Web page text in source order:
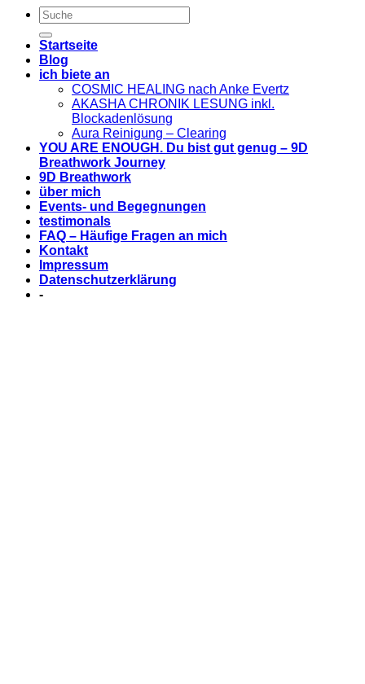
Startseite
Blog
ich biete an
COSMIC HEALING nach Anke Evertz
AKASHA CHRONIK LESUNG inkl.
Blockadenlösung
Aura Reinigung – Clearing
YOU ARE ENOUGH. Du bist gut genug – 9D
Breathwork Journey
9D Breathwork
über mich
Events- und Begegnungen
testimonals
FAQ – Häufige Fragen an mich
Kontakt
Impressum
Datenschutzerklärung
-